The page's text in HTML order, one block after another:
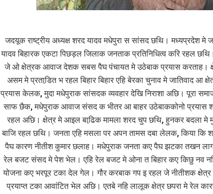
जदयूक राष्ट्रीय अध्यक्ष शरद यादव मधेपुरा स सांसद छथि। मध्यप्रदेश मे
यादव बिहारक एकटा पिछड़ल जिलाक जनताक प्रतिनिधित्व करि रहल
जे ओ क्षेत्रक आवाज देशक सबस पैघ पंचायत मे उठेबाक प्रयास करताह।
असम मे प्रताडि़त भ रहल बिहार बिहार एहि बेरका चुनाव मे जातिवाद आ
प्रयास केलक, मुदा मधेपुराक सांसदक व्यवहार देखि निराशा अछि। पूरा
साफ छैक, मधेपुराक आवाज संसद क भीतर आ बाहर उठेबाककोनो प्रयास
रहल अछि। क्षेत्र मे आइल बाढि़क मामला शरद चुप छथि, हुनकर बदला मे
बाजि रहल छथि। जनता एहि मसला पर अपन तामस दबा लेलक, किया कि
पैघ कारण नीतीश कुमार छलाह। मधेपुराक जनता कए पैघ झटका तखन
रेल बजट संसद मे पेश भेल। एहि रेल बजट मे ओना त बिहार कए किछु नव
योजना कए भरपूर टका देल गेल। गौर करबाक गप इ रहल जे नीतीशक
प्रयाप्त टका आवांटित भेल अछि। एतबे नहि लालूक क्षेत्र छपरा मे रेल